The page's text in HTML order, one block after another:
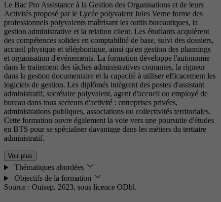
Le Bac Pro Assistance à la Gestion des Organisations et de leurs
Activités proposé par le Lycée polyvalent Jules Verne forme des
professionnels polyvalents maîtrisant les outils bureautiques, la
gestion administrative et la relation client. Les étudiants acquièrent
des compétences solides en comptabilité de base, suivi des dossiers,
accueil physique et téléphonique, ainsi qu'en gestion des plannings
et organisation d'événements. La formation développe l'autonomie
dans le traitement des tâches administratives courantes, la rigueur
dans la gestion documentaire et la capacité à utiliser efficacement les
logiciels de gestion. Les diplômés intègrent des postes d'assistant
administratif, secrétaire polyvalent, agent d'accueil ou employé de
bureau dans tous secteurs d'activité : entreprises privées,
administrations publiques, associations ou collectivités territoriales.
Cette formation ouvre également la voie vers une poursuite d'études
en BTS pour se spécialiser davantage dans les métiers du tertiaire
administratif.
Voir plus
Thématiques abordées
Objectifs de la formation
Source : Onisep, 2023, sous licence ODbl.